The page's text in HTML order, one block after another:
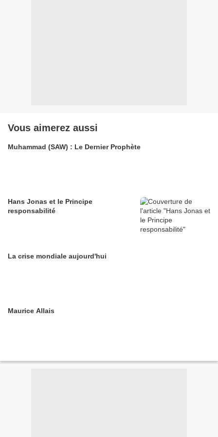
Vous aimerez aussi
Muhammad (SAW) : Le Dernier Prophète
Hans Jonas et le Principe
responsabilité
La crise mondiale aujourd'hui
Maurice Allais